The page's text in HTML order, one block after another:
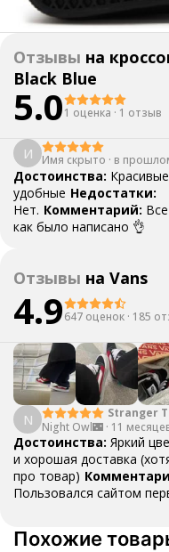
Отзывы на
Black Blue
5.01 оценка · 1 отзыв
И Имя скрыто · в
Достоинства:
удобные Недостатки:
Нет. Комментарий:
как было написано 👌
Отзывы на Vans
4.9647 оценок · 185
N
Stranger
Vans SK8
Night Owl🌃 · 11
Достоинства: Яркий
и хорошая доставка
про товар)
Пользовался сайтом
понадобится, посоветую!
Похожие